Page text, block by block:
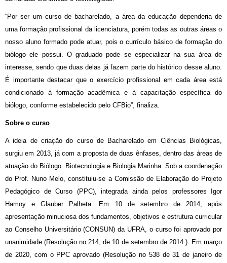
“Por ser um curso de bacharelado, a área da educação dependeria de
uma formação profissional da licenciatura, porém todas as outras áreas o
nosso aluno formado pode atuar, pois o currículo básico de formação do
biólogo ele possui. O graduado pode se especializar na sua área de
interesse, sendo que duas delas já fazem parte do histórico desse aluno.
É importante destacar que o exercício profissional em cada área está
condicionado à formação acadêmica e à capacitação específica do
biólogo, conforme estabelecido pelo CFBio”, finaliza.
Sobre o curso
A ideia de criação do curso de Bacharelado em Ciências Biológicas,
surgiu em 2013, já com a proposta de duas ênfases, dentro das áreas de
atuação do Biólogo: Biotecnologia e Biologia Marinha. Sob a coordenação
do Prof. Nuno Melo, constituiu-se a Comissão de Elaboração do Projeto
Pedagógico de Curso (PPC), integrada ainda pelos professores Igor
Hamoy e Glauber Palheta. Em 10 de setembro de 2014, após
apresentação minuciosa dos fundamentos, objetivos e estrutura curricular
ao Conselho Universitário (CONSUN) da UFRA, o curso foi aprovado por
unanimidade (Resolução no 214, de 10 de setembro de 2014.). Em março
de 2020, com o PPC aprovado (Resolução no 538 de 31 de janeiro de